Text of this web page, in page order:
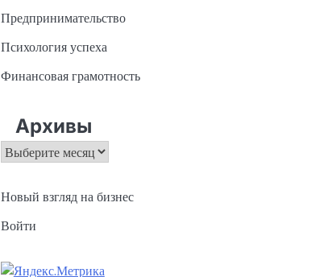
Предпринимательство
Психология успеха
Финансовая грамотность
Архивы
Архивы
Новый взгляд на бизнес
Войти